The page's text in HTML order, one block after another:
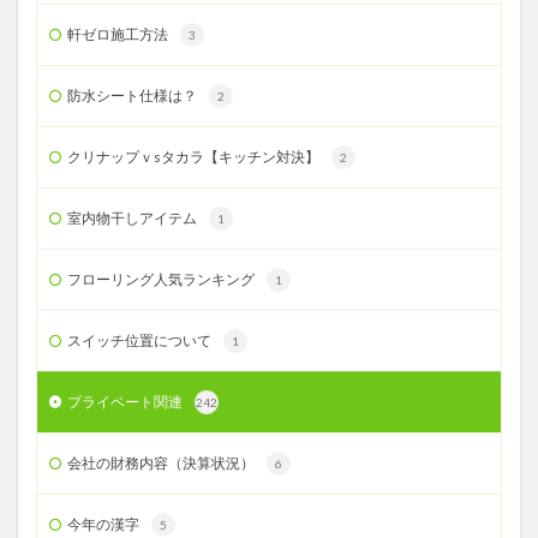
軒ゼロ施工方法 3
防水シート仕様は？ 2
クリナップｖsタカラ【キッチン対決】 2
室内物干しアイテム 1
フローリング人気ランキング 1
スイッチ位置について 1
プライベート関連 242
会社の財務内容（決算状況） 6
今年の漢字 5